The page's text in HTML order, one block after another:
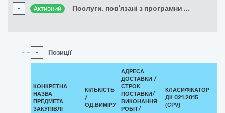
- Активний Послуги, пов’язані з програмни ...
- Позиції
КОНКРЕТНА
НАЗВА
ПРЕДМЕТА
ЗАКУПІВЛІ
КІЛЬКІСТЬ
/
ОД.ВИМІРУ
АДРЕСА
ДОСТАВКИ /
СТРОК
ПОСТАВКИ/
ВИКОНАННЯ
РОБІТ/
КЛАСИФІКАТОР
ДК 021:2015
(CPV)